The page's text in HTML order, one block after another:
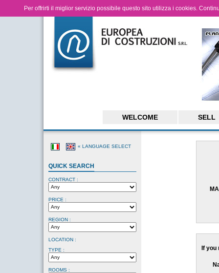
Per offrirti il miglior servizio possibile questo sito utilizza i cookies.
WELCOME SELL
« LANGUAGE SELECT
QUICK SEARCH
CONTRACT :
PRICE :
REGION :
LOCATION :
TYPE :
ROOMS :
If